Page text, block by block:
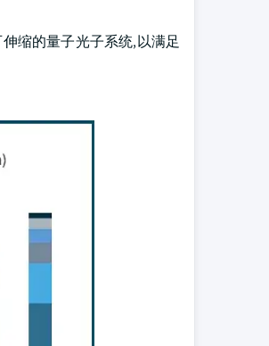
缩的量子光子系统,以满足